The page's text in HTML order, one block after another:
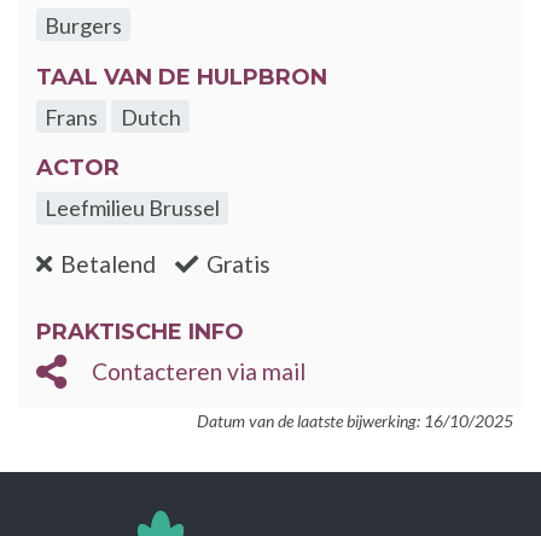
Burgers
TAAL VAN DE HULPBRON
Frans
Dutch
ACTOR
Leefmilieu Brussel
Betalend :nee Gratis
PRAKTISCHE INFO
Contacteren via mail
Datum van de laatste bijwerking: 16/10/2025